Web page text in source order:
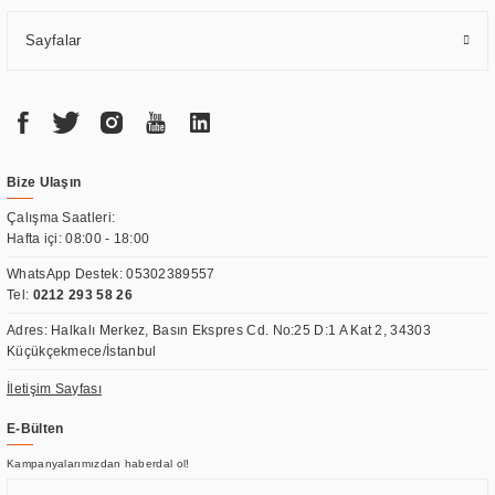
Sayfalar
Bize Ulaşın
Çalışma Saatleri:
Hafta içi: 08:00 - 18:00
WhatsApp Destek:05302389557
Tel: 0212 293 58 26
Adres: Halkalı Merkez, Basın Ekspres Cd. No:25 D:1 A Kat 2, 34303
Küçükçekmece/İstanbul
İletişim Sayfası
E-Bülten
Kampanyalarımızdan haberdal ol!